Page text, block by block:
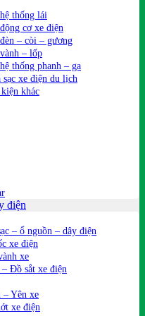
thống lái
cơ xe điện
– còi – gương
– lốp
thống phanh – ga
sạc xe điện du lịch
khác
điện
– ổ nguồn – dây điện
xe điện
xe
Đồ sắt xe điện
– Yên xe
xe điện